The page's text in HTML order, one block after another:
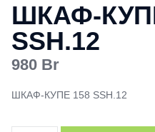
ШКАФ-
SSH.12
980 Br
ШКАФ-КУПЕ 158 SSH.12